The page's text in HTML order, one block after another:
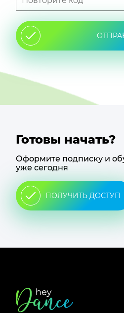
Готовы начать?
Оформите подписку и
уже сегодня
ПОЛУЧИТЬ ДОСТУП
Футер